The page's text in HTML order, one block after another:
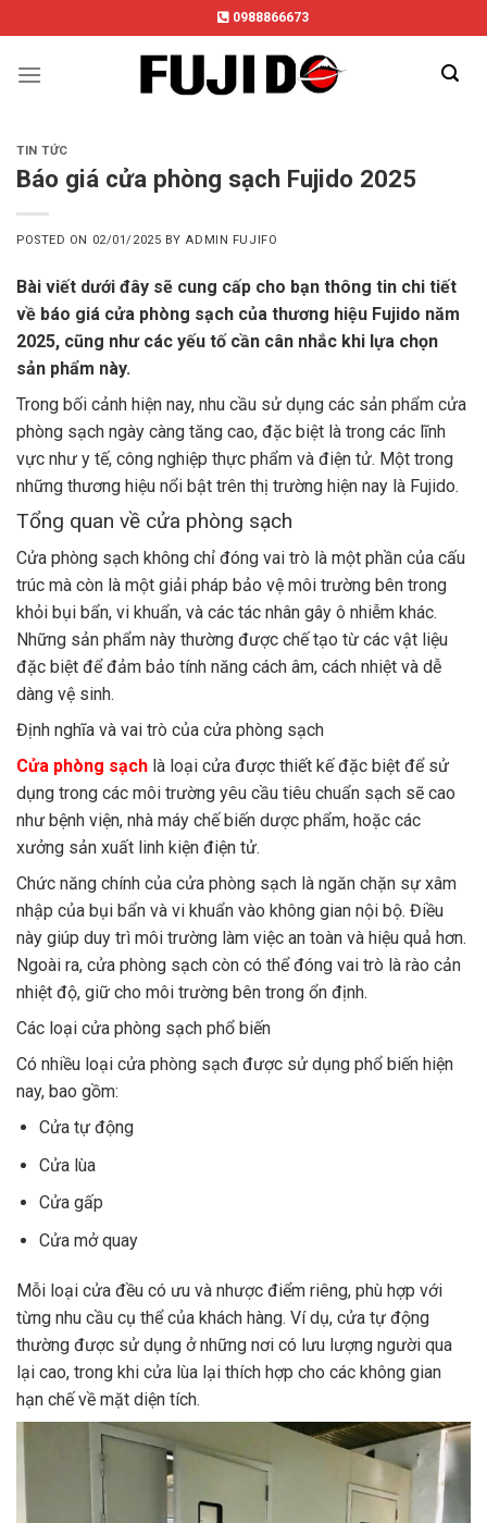
to
content
0988866673
TIN TỨC
Báo giá cửa phòng sạch Fujido 2025
POSTED ON 02/01/2025 BY ADMIN FUJIFO
Bài viết dưới đây sẽ cung cấp cho bạn thông tin chi tiết
về báo giá cửa phòng sạch của thương hiệu Fujido năm
2025, cũng như các yếu tố cần cân nhắc khi lựa chọn
sản phẩm này.
Trong bối cảnh hiện nay, nhu cầu sử dụng các sản phẩm cửa
phòng sạch ngày càng tăng cao, đặc biệt là trong các lĩnh
vực như y tế, công nghiệp thực phẩm và điện tử. Một trong
những thương hiệu nổi bật trên thị trường hiện nay là Fujido.
Tổng quan về cửa phòng sạch
Cửa phòng sạch không chỉ đóng vai trò là một phần của cấu
trúc mà còn là một giải pháp bảo vệ môi trường bên trong
khỏi bụi bẩn, vi khuẩn, và các tác nhân gây ô nhiễm khác.
Những sản phẩm này thường được chế tạo từ các vật liệu
đặc biệt để đảm bảo tính năng cách âm, cách nhiệt và dễ
dàng vệ sinh.
Định nghĩa và vai trò của cửa phòng sạch
Cửa phòng sạch là loại cửa được thiết kế đặc biệt để sử
dụng trong các môi trường yêu cầu tiêu chuẩn sạch sẽ cao
như bệnh viện, nhà máy chế biến dược phẩm, hoặc các
xưởng sản xuất linh kiện điện tử.
Chức năng chính của cửa phòng sạch là ngăn chặn sự xâm
nhập của bụi bẩn và vi khuẩn vào không gian nội bộ. Điều
này giúp duy trì môi trường làm việc an toàn và hiệu quả hơn.
Ngoài ra, cửa phòng sạch còn có thể đóng vai trò là rào cản
nhiệt độ, giữ cho môi trường bên trong ổn định.
Các loại cửa phòng sạch phổ biến
Có nhiều loại cửa phòng sạch được sử dụng phổ biến hiện
nay, bao gồm:
Cửa tự động
Cửa lùa
Cửa gấp
Cửa mở quay
Mỗi loại cửa đều có ưu và nhược điểm riêng, phù hợp với
từng nhu cầu cụ thể của khách hàng. Ví dụ, cửa tự động
thường được sử dụng ở những nơi có lưu lượng người qua
lại cao, trong khi cửa lùa lại thích hợp cho các không gian
hạn chế về mặt diện tích.